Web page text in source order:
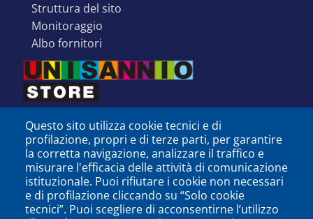
struttura del sito
monitoraggio
albo fornitori
Questo sito utilizza cookie tecnici e di
profilazione, propri e di terze parti, per garantire
la corretta navigazione, analizzare il traffico e
misurare l'efficacia delle attività di comunicazione
istituzionale. Puoi rifiutare i cookie non necessari
e di profilazione cliccando su “Solo cookie
tecnici”. Puoi scegliere di acconsentirne l’utilizzo